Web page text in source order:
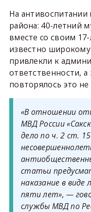
На антивоспитании
района: 40-летний
вместе cо своим
известно широкому
привлекли к
ответственности, а
повторялось это
«В отношении
МВД России
дело по ч. 2 ст.
статьи
наказание в виде
пяти лет», —
службы МВД по